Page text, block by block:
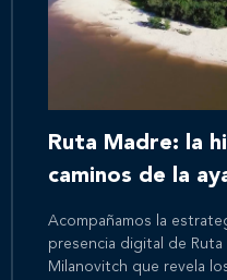
Ruta Madre: la
caminos de la
Acompañamos la
presencia digital de Ruta
Milanovitch que revela